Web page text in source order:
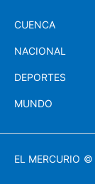
CUENCA
NACIONAL
DEPORTES
MUNDO
EL MERCURIO ©